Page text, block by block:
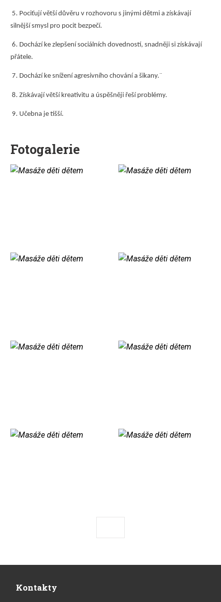
5. Pociťují větší důvěru v rozhovoru s jinými dětmi a získávají
silnější smysl pro pocit bezpečí.
6. Dochází ke zlepšení sociálních dovedností, snadněji si získávají
přátele.
7. Dochází ke snížení agresivního chování a šikany.¨
8. Získávají větší kreativitu a úspěšněji řeší problémy.
9. Učebna je tišší.
Fotogalerie
Kontakty